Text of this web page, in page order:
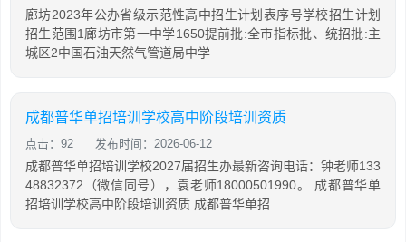
廊坊2023年公办省级示范性高中招生计划表序号学校招生计划
招生范围1廊坊市第一中学1650提前批:全市指标批、统招批:主
城区2中国石油天然气管道局中学
成都普华单招培训学校高中阶段培训资质
点击：92 发布时间：2026-06-12
成都普华单招培训学校2027届招生办最新咨询电话：钟老师133
48832372（微信同号），袁老师18000501990。 成都普华单
招培训学校高中阶段培训资质 成都普华单招